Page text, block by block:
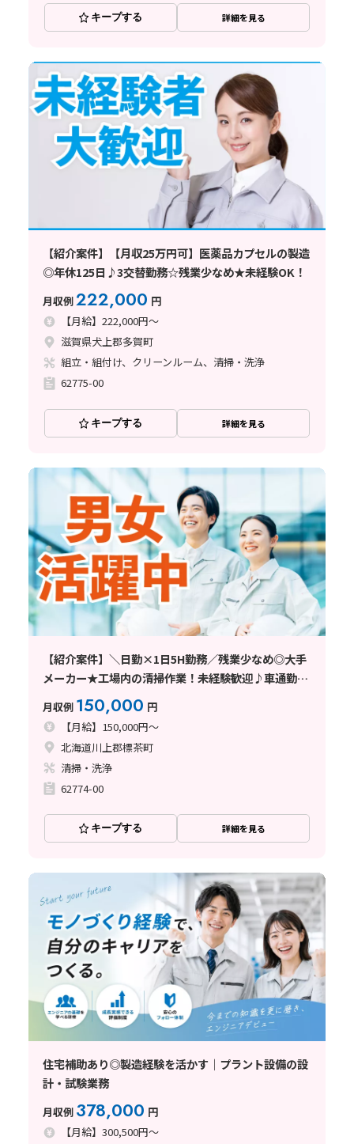
キープする 詳細を見る
【紹介案件】【月収25万円可】医薬品カプセルの製造
◎年休125日♪3交替勤務☆残業少なめ★未経験OK！
月収例222,000 円
【月給】222,000円～
滋賀県犬上郡多賀町
組立・組付け、クリーンルーム、清掃・洗浄
62775-00
キープする 詳細を見る
【紹介案件】＼日勤×1日5H勤務／残業少なめ◎大手
メーカー★工場内の清掃作業！未経験歓迎♪車通勤
月収例 150,000 円
【月給】150,000円～
北海道川上郡標茶町
清掃・洗浄
62774-00
キープする 詳細を見る
住宅補助あり◎製造経験を活かす｜プラント設備の設
計・試験業務
月収例 378,000 円
【月給】300,500円～